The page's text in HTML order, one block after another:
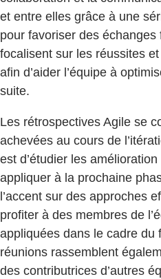
et entre elles grâce à une
pour favoriser des
focalisent sur les réussites
afin d’aider l’équipe à
suite.
Les rétrospectives Agile se
achevées au cours de
est d’étudier les
appliquer à la prochaine
l’accent sur des approches
profiter à des membres de
appliquées dans le cadre du
réunions rassemblent
des contributrices d’autres